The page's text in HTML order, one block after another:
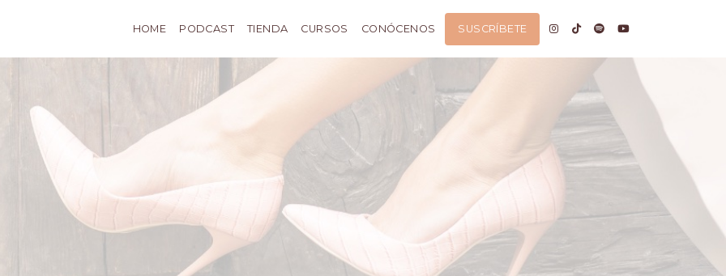
HOME PODCAST TIENDA CURSOS CONÓCENOS SUSCRÍBETE